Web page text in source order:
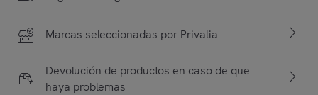
Marcas seleccionadas por Privalia
Devolución de productos en caso de que
haya problemas